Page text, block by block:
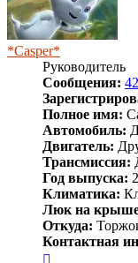
*Casper*
Руководитель
Сообщения:
Полное имя:
Автомобиль:
Двигатель:
Трансмиссия:
Год выпуска:
Климатика:
Люк на
Откуда:
Контактная